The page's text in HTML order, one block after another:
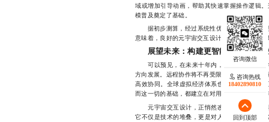
域或增加引导动画，帮助其快速掌握操作逻辑
模普及奠定了基础。
据初步测算，经过系统性优化后，用户平均
意味着，良好的元宇宙交互设计不仅能提升体验
展望未来：构建更智能的数字共生
可以预见，在未来十年内，元宇宙交互设计
方向发展。远程协作将不再受限于屏幕分屏与文
高效协同。全球虚拟经济体系也将依托统一的
而这一切的基础，都建立在对用户行为深度理解
元宇宙交互设计，正悄然改变我们与数字
它不仅是技术的堆叠，更是对人类认知边界的
咨询热线
18402890810
回到顶部